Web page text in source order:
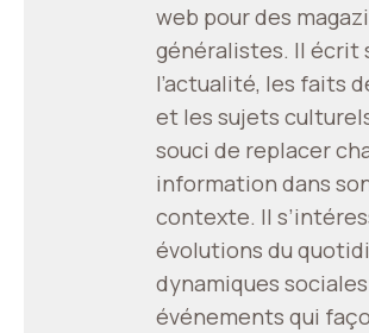
web pour des
généralistes. Il écrit
l’actualité, les faits
et les sujets
souci de replacer
information dans
contexte. Il
évolutions du
dynamiques
événements qui